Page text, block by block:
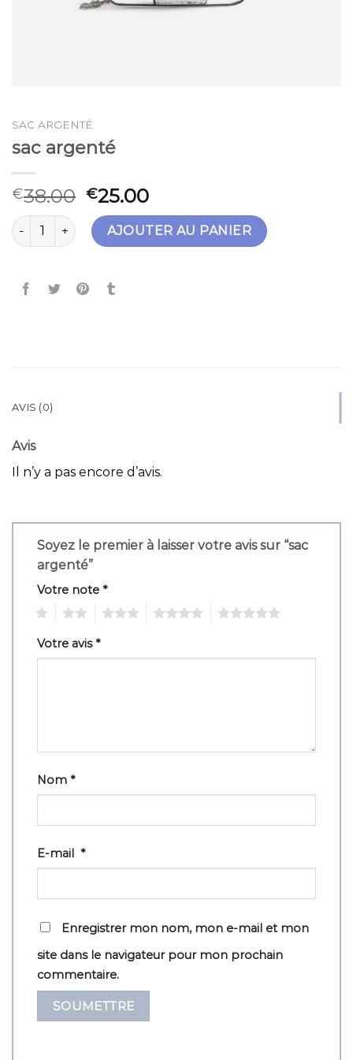
SAC ARGENTÉ
sac argenté
€38.00 €25.00
quantité de sac argentéAJOUTER AU PANIER
AVIS (0)
Avis
Il n’y a pas encore d’avis.
Soyez le premier à laisser votre avis sur “sac
argenté”
Votre note *
Votre avis*
Nom *
E-mail *
Enregistrer mon nom, mon e-mail et mon
site dans le navigateur pour mon prochain
commentaire.